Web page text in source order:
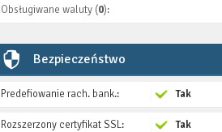
Obsługiwane waluty (0):
Bezpieczeństwo
Predefiowanie rach. bank.: Tak
Rozszerzony certyfikat SSL: Tak